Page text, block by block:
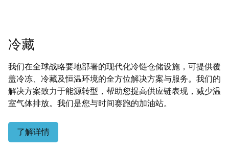
冷藏
我们在全球战略要地部署的现代化冷链仓储设施，可提供覆
盖冷冻、冷藏及恒温环境的全方位解决方案与服务。我们的
解决方案致力于能源转型，帮助您提高供应链表现，减少温
室气体排放。我们是您与时间赛跑的加油站。
了解详情